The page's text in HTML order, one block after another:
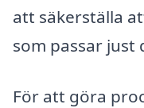
att säkerställa
som passar just
För att göra